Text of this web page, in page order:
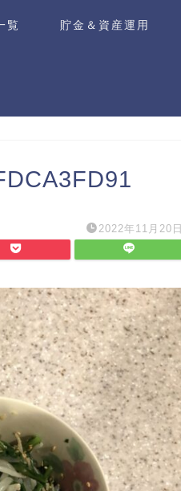
覧 貯金＆資産運用
2022年11月20日